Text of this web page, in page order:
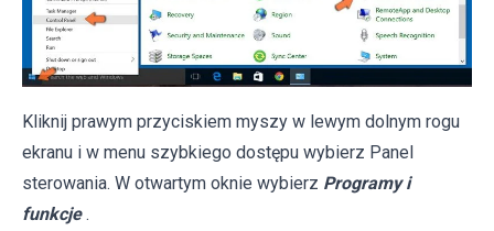
Kliknij prawym przyciskiem myszy w lewym dolnym rogu
ekranu i w menu szybkiego dostępu wybierz Panel
sterowania. W otwartym oknie wybierz Programy i
funkcje .